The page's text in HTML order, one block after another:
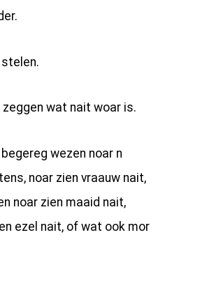
zeggen wat nait woar is.
wezen noar n
noar zien vraauw nait,
noar zien maaid nait,
ezel nait, of wat ook mor